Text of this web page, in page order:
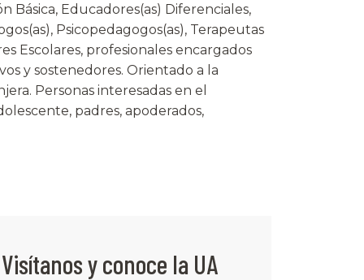
Básica, Educadores(as) Diferenciales,
Psicopedagogos(as), Terapeutas
Escolares, profesionales encargados
y sostenedores. Orientado a la
Personas interesadas en el
padres, apoderados,
Visítanos y conoce la UA